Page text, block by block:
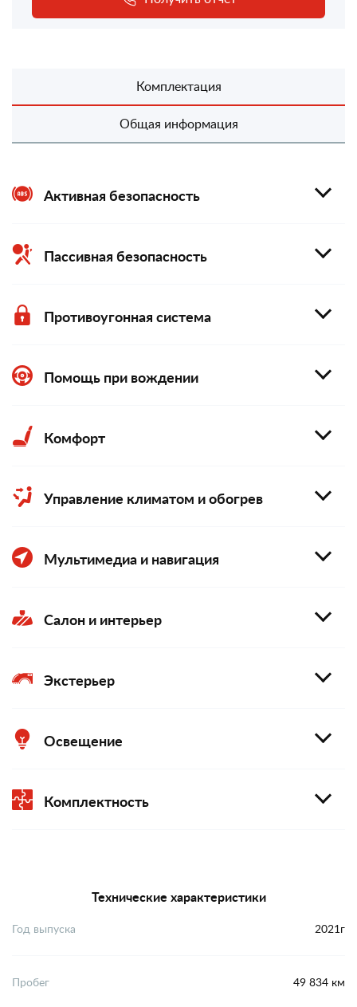
Комплектация
Общая информация
Активная безопасность
Пассивная безопасность
Противоугонная система
Помощь при вождении
Комфорт
Управление климатом и обогрев
Мультимедиа и навигация
Салон и интерьер
Экстерьер
Освещение
Комплектность
Технические характеристики
Год выпуска 2021г
Пробег 49 834 км